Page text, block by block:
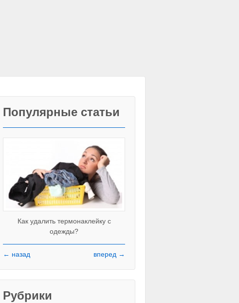
Популярные статьи
Как удалить термонаклейку с
одежды?
Красивые печатные буквы
← назад вперед →
Рубрики